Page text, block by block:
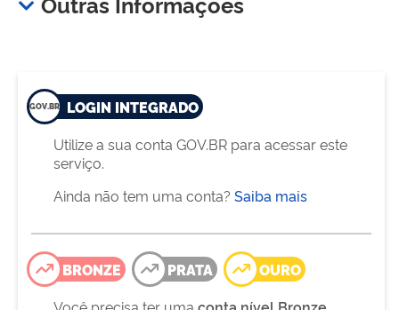
LOGIN INTEGRADO
Utilize a sua conta GOV.BR para acessar este
serviço.
Ainda não tem uma conta? Saiba mais
BRONZE PRATA
OURO